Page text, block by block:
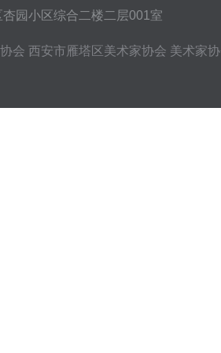
园小区综合二楼二层001室
会 西安市雁塔区美术家协会 美术家